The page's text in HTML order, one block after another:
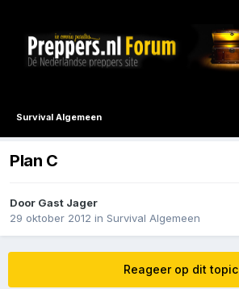
Survival Algemeen
Plan C
Door Gast Jager
29 oktober 2012 in Survival Algemeen
Reageer op dit topic